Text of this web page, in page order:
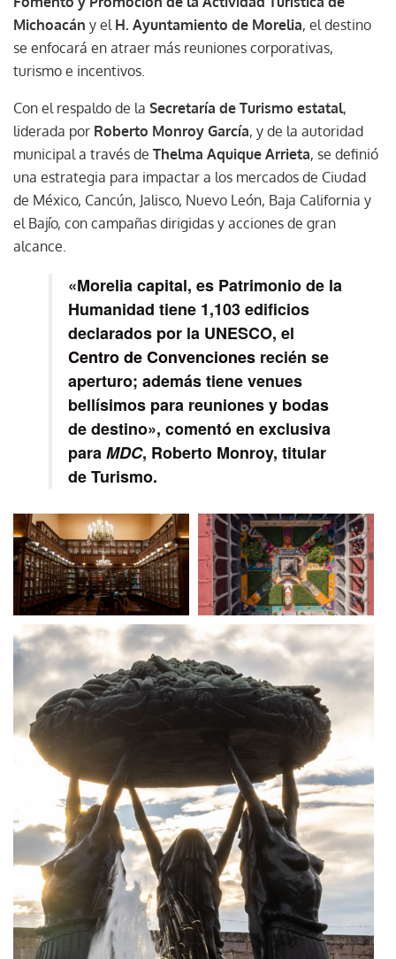
Michoacán y el H. Ayuntamiento de Morelia, el destino
se enfocará en atraer más reuniones corporativas,
turismo e incentivos.
Con el respaldo de la Secretaría de Turismo estatal,
liderada por Roberto Monroy García, y de la autoridad
municipal a través de Thelma Aquique Arrieta, se definió
una estrategia para impactar a los mercados de Ciudad
de México, Cancún, Jalisco, Nuevo León, Baja California y
el Bajío, con campañas dirigidas y acciones de gran
alcance.
«Morelia capital, es Patrimonio de la
Humanidad tiene 1,103 edificios
declarados por la UNESCO, el
Centro de Convenciones recién se
aperturo; además tiene venues
bellísimos para reuniones y bodas
de destino», comentó en exclusiva
paraMDC, Roberto Monroy, titular
de Turismo.